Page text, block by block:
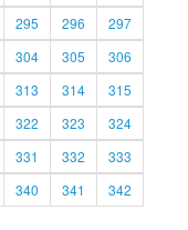
295 296
297
304 305
306
313 314
315
322 323
324
331 332
333
340 341
342